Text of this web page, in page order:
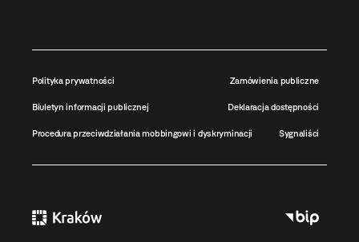
Polityka prywatności Zamówienia publiczne
Biuletyn informacji publicznej Deklaracja dostępności
Procedura przeciwdziałania mobbingowi i dyskryminacji Sygnaliści